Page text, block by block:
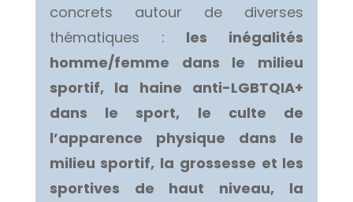
concrets autour de diverses
thématiques : les inégalités
homme/femme dans le milieu
sportif, la haine anti-LGBTQIA+
dans le sport, le culte de
l’apparence physique dans le
milieu sportif, la grossesse et les
sportives de haut niveau, la